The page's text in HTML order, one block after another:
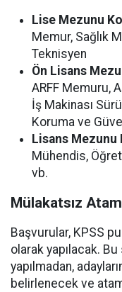
Lise Mezunu
Memur, Sağlık
Teknisyen
Ön Lisans
ARFF Memuru,
İş Makinası
Koruma ve
Lisans Mezunu
Mühendis,
vb.
Mülakatsız
Başvurular, KPSS
olarak yapılacak.
yapılmadan,
belirlenecek ve